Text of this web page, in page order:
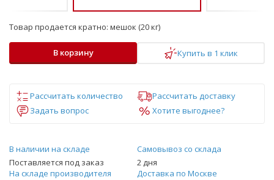
Товар продается кратно: мешок (20 кг)
В корзину Купить в 1 клик
Рассчитать количество
Рассчитать доставку
Задать вопрос
Хотите выгоднее?
В наличии на складе
Поставляется под заказ
Самовывоз со склада
2 дня
На складе производителя
Доставка по Москве